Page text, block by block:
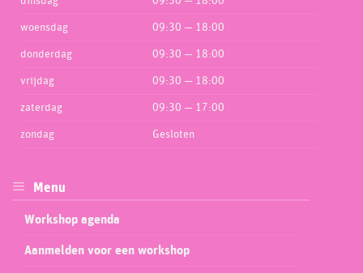
woensdag 09:30 — 18:00
donderdag 09:30 — 18:00
vrijdag 09:30 — 18:00
zaterdag 09:30 — 17:00
zondag Gesloten
Menu
Workshop agenda
Aanmelden voor een workshop